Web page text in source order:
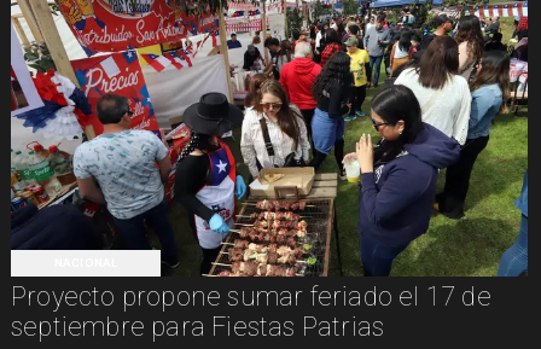
Proyecto propone sumar feriado el 17 de
septiembre para Fiestas Patrias